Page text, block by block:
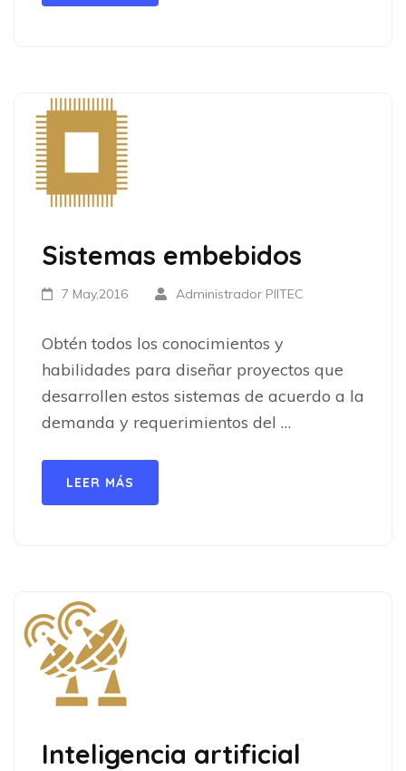
Sistemas embebidos
7 May,2016 Administrador PIITEC
Obtén todos los conocimientos y
habilidades para diseñar proyectos que
desarrollen estos sistemas de acuerdo a la
demanda y requerimientos del …
LEER MÁS
Inteligencia artificial